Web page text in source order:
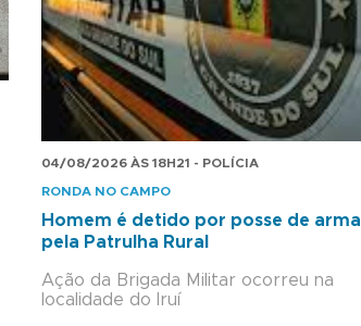
04/08/2026 ÀS 18H21 - POLÍCIA
RONDA NO CAMPO
Homem é detido por posse de arma
pela Patrulha Rural
Ação da Brigada Militar ocorreu na
localidade do Iruí